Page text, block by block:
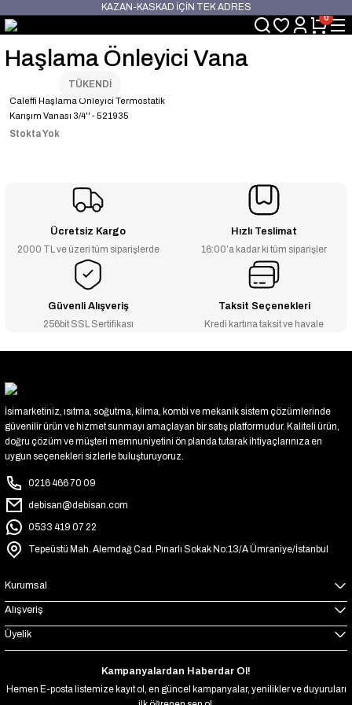
KAZAN-KASKAD İÇİN TEK ADRES
0
Haşlama Önleyici Vana
TÜKENDİ
Caleffi Haşlama Önleyici Termostatik
Karışım Vanası 3/4'' - 521935
Stokta Yok
Ücretsiz Kargo
2000 TL ve üzeri tüm siparişlerde
Hızlı Teslimat
16:00’a kadar ki tüm siparişler
Güvenli Alışveriş
256bit SSL Sertifikası
Taksit Seçenekleri
Kredi kartına taksit ve havale
İsimarketiniz, ısıtma, soğutma, klima, kombi ve mekanik sistem çözümlerinde
güvenilir ürün ve hizmet sunmayı amaçlayan bir satış platformudur. Kaliteli ürün,
doğru çözüm ve müşteri memnuniyetini ön planda tutarak ihtiyaçlarınıza en
uygun seçenekleri sizlerle buluşturuyoruz.
0216 466 70 09
debisan@debisan.com
0533 419 07 22
Tepeüstü Mah. Alemdağ Cad. Pınarlı Sokak No:13/A Ümraniye/İstanbul
Kurumsal
Alışveriş
Üyelik
Kampanyalardan Haberdar Ol!
Hemen E-posta listemize kayıt ol, en güncel kampanyalar, yenilikler ve duyuruları